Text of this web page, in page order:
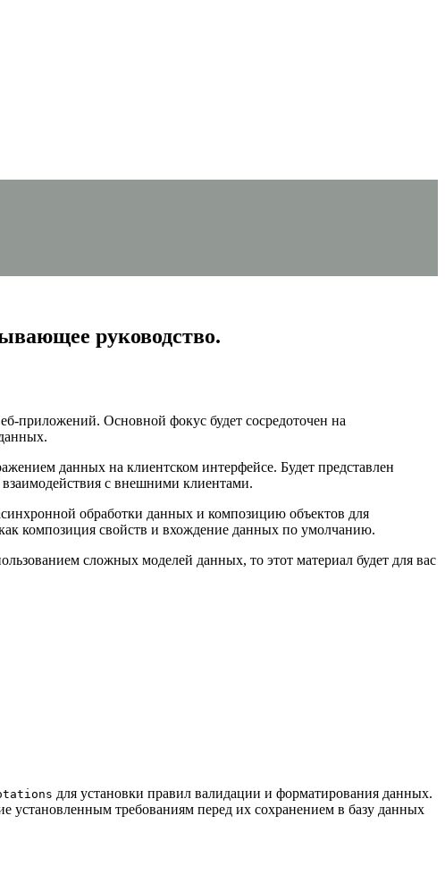
руководство.
приложений. Основной фокус будет сосредоточен на
данных на клиентском интерфейсе. Будет представлен
с внешними клиентами.
обработки данных и композицию объектов для
композиция свойств и вхождение данных по умолчанию.
сложных моделей данных, то этот материал будет для вас
для установки правил валидации и форматирования данных.
установленным требованиям перед их сохранением в базу данных